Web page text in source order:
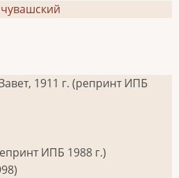
чувашский
1911 г. (репринт ИПБ
ИПБ 1988 г.)